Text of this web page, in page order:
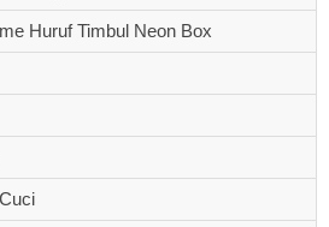
Huruf Timbul Neon Box